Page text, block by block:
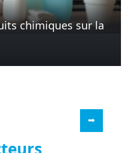
chimiques sur la